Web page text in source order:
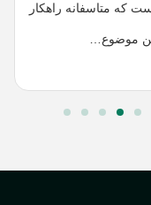
متاسفانه راهکار